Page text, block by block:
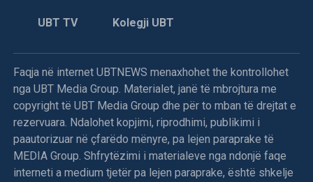
UBT TV Kolegji UBT
Faqja në internet UBTNEWS menaxhohet the kontrollohet
nga UBT Media Group. Materialet, janë të mbrojtura me
copyright të UBT Media Group dhe për to mban të drejtat e
rezervuara. Ndalohet kopjimi, riprodhimi, publikimi i
paautorizuar në çfarëdo mënyre, pa lejen paraprake të
MEDIA Group. Shfrytëzimi i materialeve nga ndonjë faqe
interneti a medium tjetër pa lejen paraprake, është shkelje